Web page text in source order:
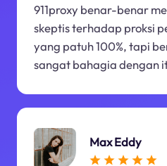
911proxy benar-benar
skeptis terhadap proksi
yang patuh 100%, tapi
sangat bahagia dengan
Max Eddy